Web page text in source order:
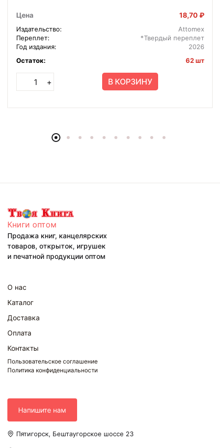
Цена 18,70 ₽
Издательство:
Attomex
Переплет:
*Твердый переплет
Год издания:
2026
Остаток:
62 шт
+ В КОРЗИНУ
Книги оптом
Продажа книг, канцелярских
товаров, открыток, игрушек
и печатной продукции оптом
О нас
Каталог
Доставка
Оплата
Контакты
Пользовательское соглашение
Политика конфиденциальности
Напишите нам
Пятигорск, Бештаугорское шоссе 23